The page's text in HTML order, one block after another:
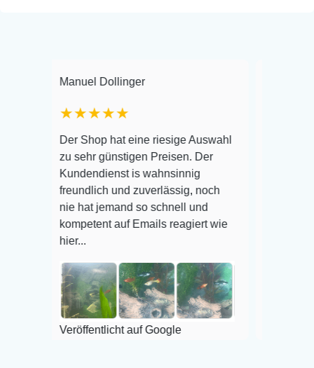
Manuel Dollinger
★★★★★
Der Shop hat eine riesige Auswahl
zu sehr günstigen Preisen. Der
Kundendienst is wahnsinnig
freundlich und zuverlässig, noch
nie hat jemand so schnell und
kompetent auf Emails reagiert wie
Veröffentlicht auf Google
Auswahl plus